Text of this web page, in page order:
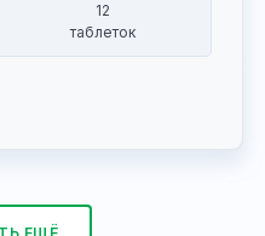
12
таблеток